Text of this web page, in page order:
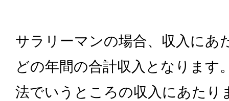
サラリーマンの場合、収入にあ
どの年間の合計収入となります
法でいうところの収入にあたり